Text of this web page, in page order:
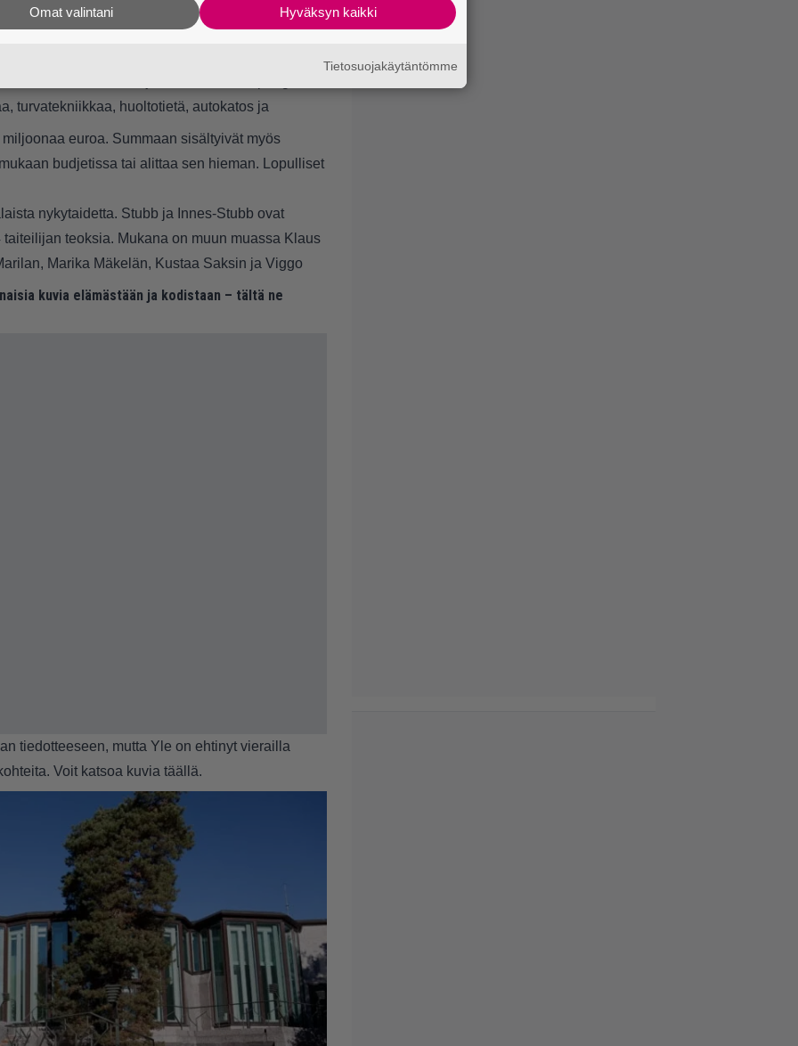
ja uusiminen, porttivalvomon
porttialueiden ja liikennejärjestelyjen
kunnostettiin.
Päivärannan tontilla, joka on saatu kaupungilta
turvatekniikkaa, huoltotietä, autokatos ja
euroa. Summaan sisältyivät myös
budjetissa tai alittaa sen hieman. Lopulliset
nykytaidetta. Stubb ja Innes-Stubb ovat
teoksia. Mukana on muun muassa Klaus
Marika Mäkelän, Kustaa Saksin ja Viggo
kuvia elämästään ja kodistaan – tältä ne
tiedotteeseen, mutta Yle on ehtinyt vierailla
Voit katsoa kuvia täällä.
Hyväksyn kaikki
Omat valintani
Tietosuojakäytäntömme